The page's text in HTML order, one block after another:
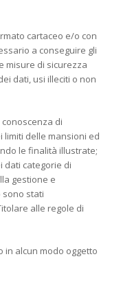
cartaceo e/o con
a conseguire gli
misure di sicurezza
dati, usi illeciti o non
di
delle mansioni ed
le finalità illustrate;
dati categorie di
gestione e
sono stati
alle regole di
alcun modo oggetto